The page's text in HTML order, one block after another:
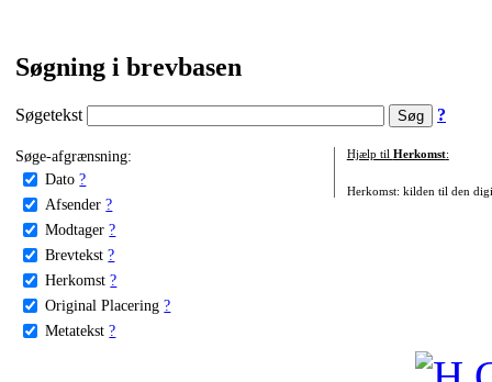
Søgning i brevbasen
Søgetekst ?
Søge-afgrænsning:
Dato ?
Afsender ?
Modtager ?
Brevtekst ?
Herkomst ?
Original Placering ?
Metatekst ?
Hjælp til Herkomst:
Herkomst: kilden til den